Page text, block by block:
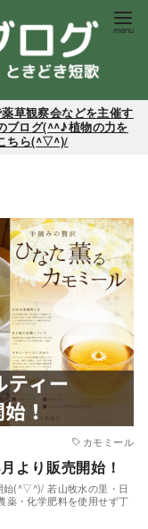
草観察会などを主催す
ブログ(^^♪植物の力を
ちら(^▽^)/
カモミール
より販売開始！
始(^▽^)/ 若山牧水の里・日
薬・化学肥料を使用せず丁